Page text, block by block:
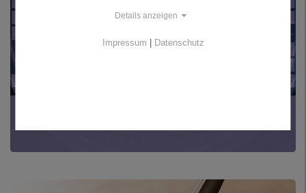
Details anzeigen
Impressum Datenschutz